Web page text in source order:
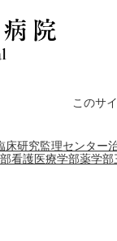
このサ
床研究監理センター
看護医療学部薬学部